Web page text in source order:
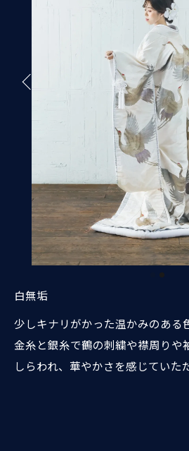
白無垢
少しキナリがかった温かみのある
金糸と銀糸で鶴の刺繍や襟周りや
しらわれ、華やかさを感じていた